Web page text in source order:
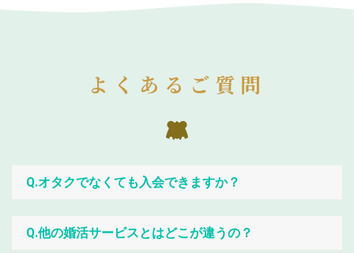
よくあるご質問
Q.オタクでなくても入会できますか？
Q.他の婚活サービスとはどこが違うの？